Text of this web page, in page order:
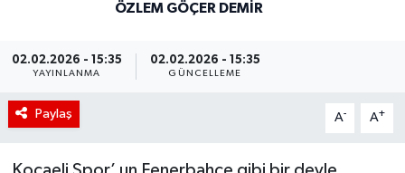
ÖZLEM GÖÇER DEMİR
02.02.2026 - 15:35
YAYINLANMA
02.02.2026 - 15:35
GÜNCELLEME
Paylaş A- A+